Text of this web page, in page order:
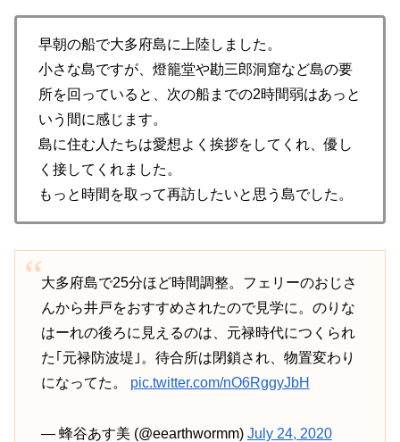
早朝の船で大多府島に上陸しました。
小さな島ですが、燈籠堂や勘三郎洞窟など島の要
所を回っていると、次の船までの2時間弱はあっと
いう間に感じます。
島に住む人たちは愛想よく挨拶をしてくれ、優し
く接してくれました。
もっと時間を取って再訪したいと思う島でした。
大多府島で25分ほど時間調整。フェリーのおじさ
んから井戸をおすすめされたので見学に。のりな
はーれの後ろに見えるのは、元禄時代につくられ
た｢元禄防波堤｣。待合所は閉鎖され、物置変わり
になってた。 pic.twitter.com/nO6RggyJbH
— 蜂谷あす美 (@eearthwormm) July 24, 2020